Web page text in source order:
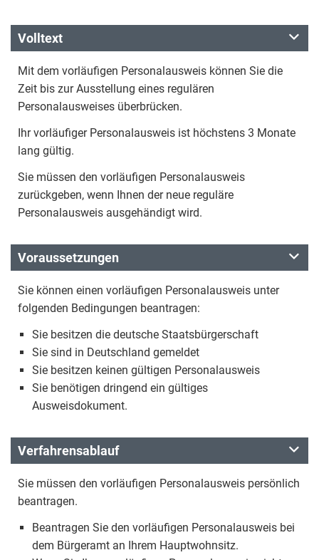
Volltext
Mit dem vorläufigen Personalausweis können Sie die
Zeit bis zur Ausstellung eines regulären
Personalausweises überbrücken.
Ihr vorläufiger Personalausweis ist höchstens 3 Monate
lang gültig.
Sie müssen den vorläufigen Personalausweis
zurückgeben, wenn Ihnen der neue reguläre
Personalausweis ausgehändigt wird.
Voraussetzungen
Sie können einen vorläufigen Personalausweis unter
folgenden Bedingungen beantragen:
Sie besitzen die deutsche Staatsbürgerschaft
Sie sind in Deutschland gemeldet
Sie besitzen keinen gültigen Personalausweis
Sie benötigen dringend ein gültiges
Ausweisdokument.
Verfahrensablauf
Sie müssen den vorläufigen Personalausweis persönlich
beantragen.
Beantragen Sie den vorläufigen Personalausweis bei
dem Bürgeramt an Ihrem Hauptwohnsitz.